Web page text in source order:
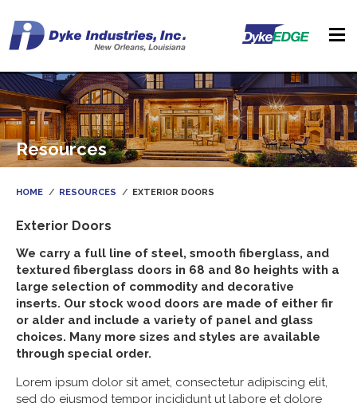
Resources
HOME RESOURCES EXTERIOR DOORS
Exterior Doors
We carry a full line of steel, smooth fiberglass, and
textured fiberglass doors in 68 and 80 heights with a
large selection of commodity and decorative
inserts. Our stock wood doors are made of either fir
or alder and include a variety of panel and glass
choices. Many more sizes and styles are available
through special order.
Lorem ipsum dolor sit amet, consectetur adipiscing elit,
sed do eiusmod tempor incididunt ut labore et dolore